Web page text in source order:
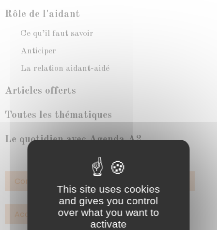
Rôle de l'aidant
Ce qu’il faut savoir
Anticiper
La relation aidant-aidé
Articles offerts
Toutes les thématiques
Le quotidien avec Agenda A2
Comportement
Accompagner Associations
This site uses cookies
and gives you control
over what you want to
activate